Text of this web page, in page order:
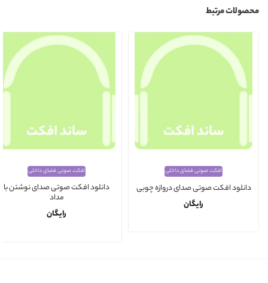
محصولات مرتبط
افکت صوتی فضای داخلی
دانلود افکت صوتی صدای دروازه چوبی
رایگان
افکت صوتی فضای داخلی
دانلود افکت صوتی صدای نوشتن با
مداد
رایگان